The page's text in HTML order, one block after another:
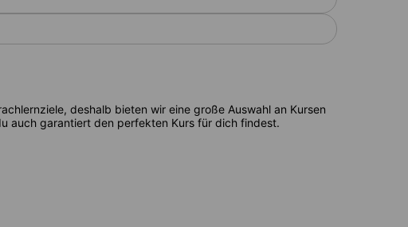
deshalb bieten wir eine große Auswahl an Kursen
auch garantiert den perfekten Kurs für dich findest.